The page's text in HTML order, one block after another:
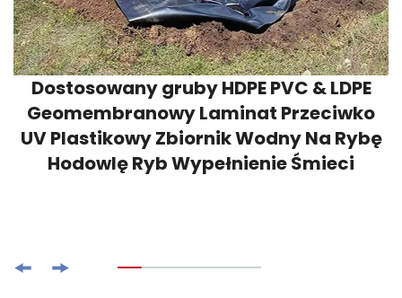
Dostosowany gruby HDPE PVC & LDPE
Geomembranowy Laminat Przeciwko
UV Plastikowy Zbiornik Wodny Na Rybę
Hodowlę Ryb Wypełnienie Śmieci